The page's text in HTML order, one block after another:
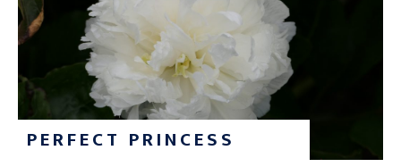
PERFECT PRINCESS